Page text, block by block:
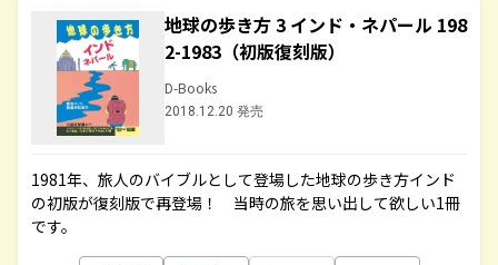
地球の歩き方 3 インド・ネパール 198
2-1983（初版復刻版）
D-Books
2018.12.20 発売
1981年、旅人のバイブルとして登場した地球の歩き方インド
の初版が復刻版で再登場！ 当時の旅を思い出して欲しい1冊
です。